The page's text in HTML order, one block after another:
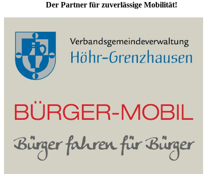
Der Partner für zuverlässige Mobilität!